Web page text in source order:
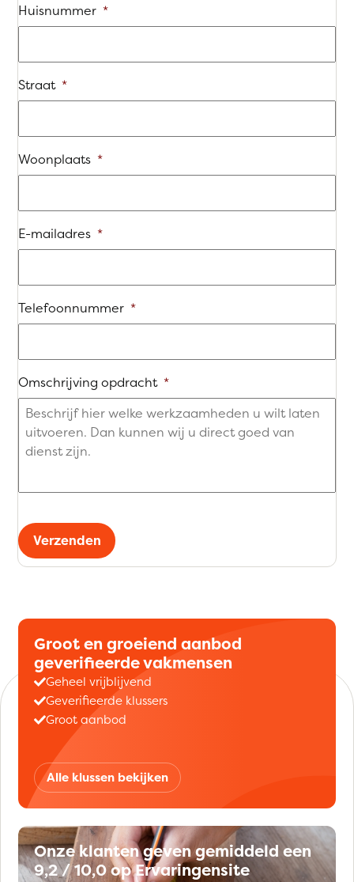
Huisnummer *
Straat *
Woonplaats *
E-mailadres *
Telefoonnummer *
Omschrijving opdracht *
Verzenden
Groot en groeiend aanbod
geverifieerde vakmensen
Geheel vrijblijvend
Geverifieerde klussers
Groot aanbod
Alle klussen bekijken
Onze klanten geven gemiddeld een
9,2 / 10,0 op Ervaringensite